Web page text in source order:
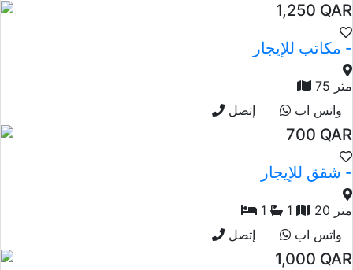
1,250 QAR
مكاتب للإيجار -
75 متر
إتصل
واتس اب
700 QAR
شقق للإيجار -
1 1
20 متر
إتصل
واتس اب
1,000 QAR